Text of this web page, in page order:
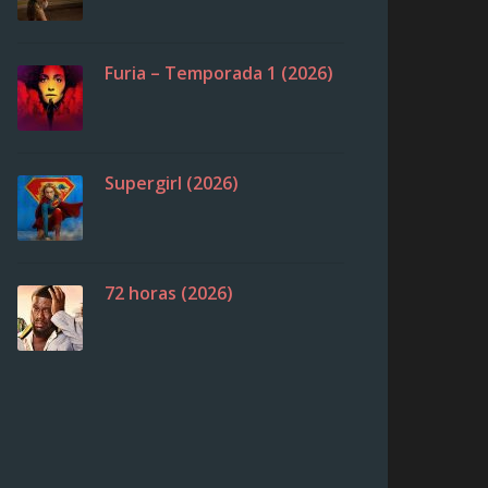
Furia – Temporada 1 (2026)
Supergirl (2026)
72 horas (2026)